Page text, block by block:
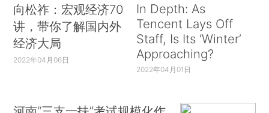
向松祚：宏观经济70
讲，带你了解国内外
经济大局
2022年04月06日
In Depth: As
Tencent Lays Off
Staff, Is Its ‘Winter’
Approaching?
2022年04月01日